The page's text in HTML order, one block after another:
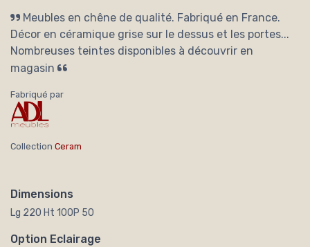
Meubles en chêne de qualité. Fabriqué en France.
Décor en céramique grise sur le dessus et les portes...
Nombreuses teintes disponibles à découvrir en
magasin
Fabriqué par
Collection Ceram
Dimensions
Lg 220 Ht 100P 50
Option Eclairage